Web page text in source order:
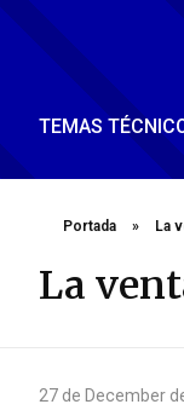
TEMAS
Portada » La
La
L
27 de December